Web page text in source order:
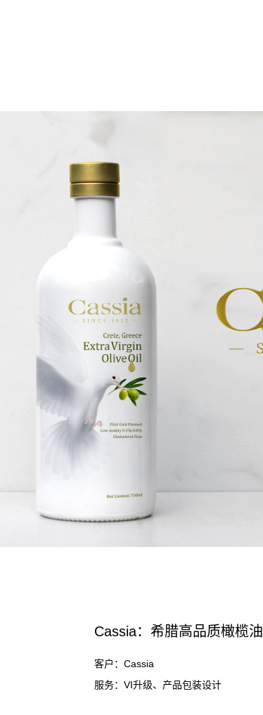
Cassia：希腊高品质橄榄油
客户：Cassia
服务：VI升级、产品包装设计